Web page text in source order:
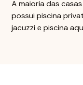
A maioria das
possui piscina
jacuzzi e piscina